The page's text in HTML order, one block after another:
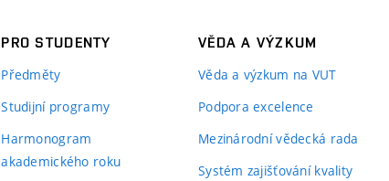
PRO STUDENTY
Předměty
Studijní programy
Harmonogram
akademického roku
VĚDA A VÝZKUM
Věda a výzkum na VUT
Podpora excelence
Mezinárodní vědecká rada
Systém zajišťování kvality